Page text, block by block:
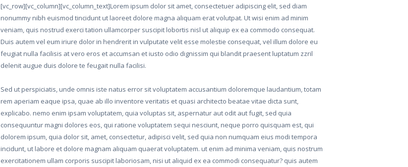
[vc_row][vc_column][vc_column_text]Lorem ipsum dolor sit amet, consectetuer adipiscing elit, sed diam
nonummy nibh euismod tincidunt ut laoreet dolore magna aliquam erat volutpat. Ut wisi enim ad minim
veniam, quis nostrud exerci tation ullamcorper suscipit lobortis nisl ut aliquip ex ea commodo consequat.
Duis autem vel eum iriure dolor in hendrerit in vulputate velit esse molestie consequat, vel illum dolore eu
feugiat nulla facilisis at vero eros et accumsan et iusto odio dignissim qui blandit praesent luptatum zzril
delenit augue duis dolore te feugait nulla facilisi.
Sed ut perspiciatis, unde omnis iste natus error sit voluptatem accusantium doloremque laudantium, totam
rem aperiam eaque ipsa, quae ab illo inventore veritatis et quasi architecto beatae vitae dicta sunt,
explicabo. nemo enim ipsam voluptatem, quia voluptas sit, aspernatur aut odit aut fugit, sed quia
consequuntur magni dolores eos, qui ratione voluptatem sequi nesciunt, neque porro quisquam est, qui
dolorem ipsum, quia dolor sit, amet, consectetur, adipisci velit, sed quia non numquam eius modi tempora
incidunt, ut labore et dolore magnam aliquam quaerat voluptatem. ut enim ad minima veniam, quis nostrum
exercitationem ullam corporis suscipit laboriosam, nisi ut aliquid ex ea commodi consequatur? quis autem